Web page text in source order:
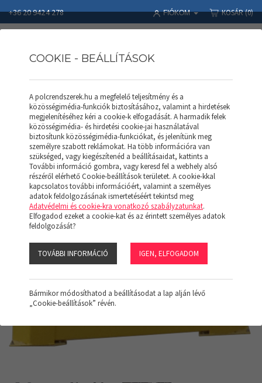
+36 20 9424 278 FIÓKOM KOSÁR(0)
Polcrendszerek Termékek
RAKLAPOS ÁLLVÁNY
Keretvédő STG-30200
COOKIE - BEÁLLÍTÁSOK
A polcrendszerek.hu a megfelelő teljesítmény és a
közösségimédia-funkciók biztosításához, valamint a hirdetések
megjelenítéséhez kéri a cookie-k elfogadását. A harmadik felek
közösségimédia- és hirdetési cookie-jai használatával
biztosítunk közösségimédia-funkciókat, és jelenítünk meg
személyre szabott reklámokat. Ha több információra van
szükséged, vagy kiegészítenéd a beállításaidat, kattints a
További információ gombra, vagy keresd fel a webhely alsó
részéről elérhető Cookie-beállítások területet. A cookie-kkal
kapcsolatos további információért, valamint a személyes
adatok feldolgozásának ismertetéséért tekintsd meg
Adatvédelmi és cookie-kra vonatkozó szabályzatunkat.
Elfogadod ezeket a cookie-kat és az érintett személyes adatok
feldolgozását?
TOVÁBBI INFORMÁCIÓ IGEN, ELFOGADOM
Bármikor módosíthatod a beállításodat a lap alján lévő
„Cookie-beállítások” révén.